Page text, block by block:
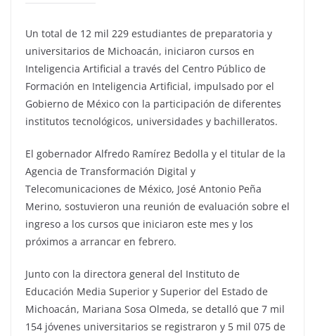
Un total de 12 mil 229 estudiantes de preparatoria y
universitarios de Michoacán, iniciaron cursos en
Inteligencia Artificial a través del Centro Público de
Formación en Inteligencia Artificial, impulsado por el
Gobierno de México con la participación de diferentes
institutos tecnológicos, universidades y bachilleratos.
El gobernador Alfredo Ramírez Bedolla y el titular de la
Agencia de Transformación Digital y
Telecomunicaciones de México, José Antonio Peña
Merino, sostuvieron una reunión de evaluación sobre el
ingreso a los cursos que iniciaron este mes y los
próximos a arrancar en febrero.
Junto con la directora general del Instituto de
Educación Media Superior y Superior del Estado de
Michoacán, Mariana Sosa Olmeda, se detalló que 7 mil
154 jóvenes universitarios se registraron y 5 mil 075 de